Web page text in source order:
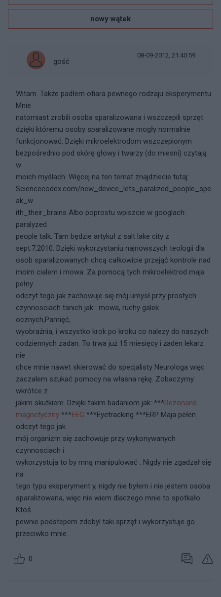
nowy wątek
gość
08-09-2012, 21:40:59
Witam. Także padłem ofiara pewnego rodzaju eksperymentu.
Mnie
natomiast zrobili osoba sparalizowana i wszczepili sprzęt
dzięki któremu osoby sparalizowane mogły normalnie
funkcjonować. Dzięki mikroelektrodom wszczepionym
bezpośrednio pod skórę głowy i twarzy (do miesni) czytają
w
moich myślach. Więcej na ten temat znajdziecie tutaj:
Sciencecodex.com/new_device_lets_paralized_people_spe
ak_w
ith_their_brains Albo poprostu wpiszcie w googlach:
paralyzed
people talk. Tam będzie artykuł z salt lake city z
sept.7,2010. Dzięki wykorzystaniu najnowszych teologii dla
osob sparalizowanych chcą całkowicie przejąć kontrole nad
moim cialem i mowa. Za pomocą tych mikroelektrod maja
pełny
odczyt tego jak zachowuje się mój umysł przy prostych
czynnosciach tanich jak : mowa, ruchy galek
ocznych,Pamięć,
wyobraźnia, i wszystko krok po kroku co nalezy do naszych
codziennych zadan. To trwa już 15 miesięcy i żaden lekarz
nie
chce mnie nawet skierować do specjalisty Neurologa więc
zaczalem szukać pomocy na własna rękę. Zobaczymy
wkrótce z
jakim skutkiem. Dzięki takim badaniom jak: ***Rezonans
magnetyczny ***EEG ***Eyetracking ***ERP Maja pełen
odczyt tego jak
mój organizm się zachowuje przy wykonywanych
czynnosciach i
wykorzystuja to by mną manipulować . Nigdy nie zgadzał się
na
tego typu eksperyment y, nigdy nie byłem i nie jestem osoba
sparalizowana, więc nie wiem dlaczego mnie to spotkało.
Ktoś
pewnie podstepem zdobyl taki sprzęt i wykorzystuje go
przeciwko mnie.
0